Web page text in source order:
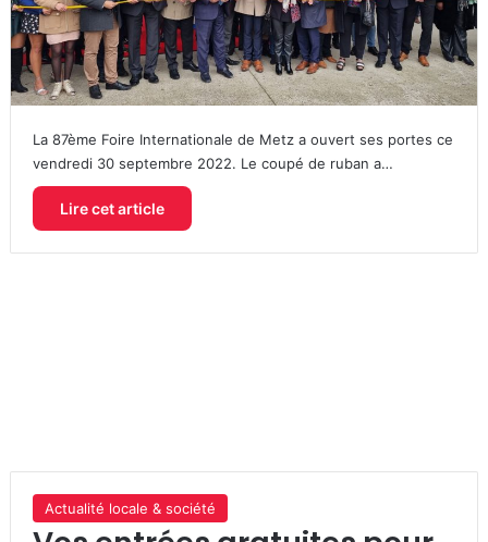
La 87ème Foire Internationale de Metz a ouvert ses portes ce
vendredi 30 septembre 2022. Le coupé de ruban a…
Lire cet article
Actualité locale & société